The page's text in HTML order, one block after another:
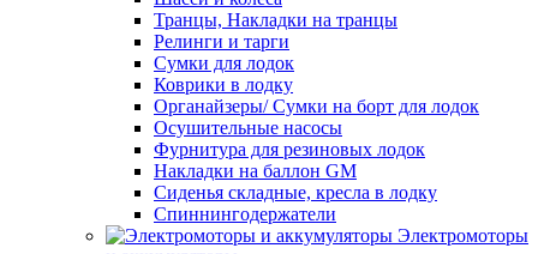
Транцы, Накладки на транцы
Релинги и тарги
Сумки для лодок
Коврики в лодку
Органайзеры/ Сумки на борт для лодок
Осушительные насосы
Фурнитура для резиновых лодок
Накладки на баллон GM
Сиденья складные, кресла в лодку
Спиннингодержатели
Электромоторы